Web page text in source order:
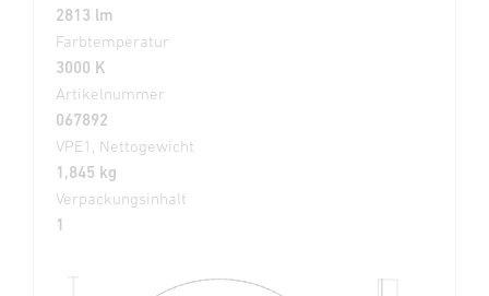
2813 lm
Farbtemperatur
3000 K
Artikelnummer
067892
VPE1, Nettogewicht
1,845 kg
Verpackungsinhalt
1